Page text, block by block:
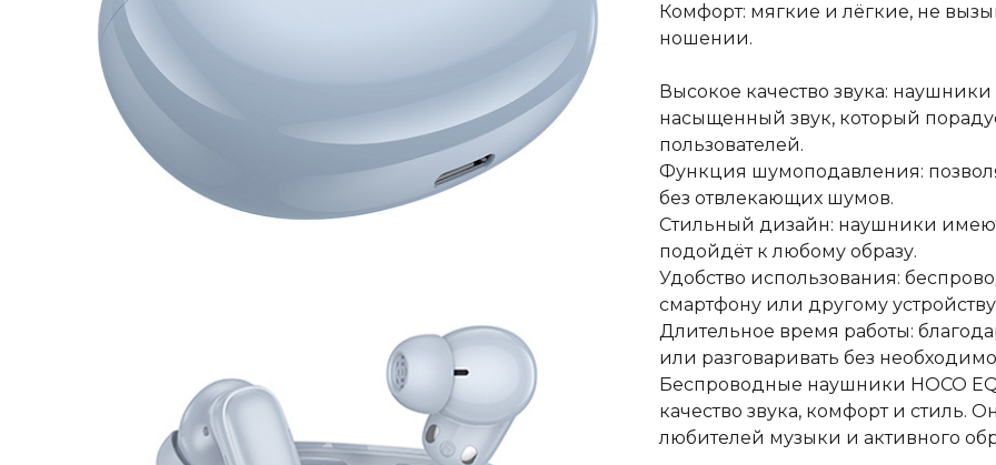
Комфорт: мягкие и лёгкие, не
ношении.
Высокое качество звука:
насыщенный звук, который
пользователей.
Функция шумоподавления:
без отвлекающих шумов.
Стильный дизайн: наушники
подойдёт к любому образу.
Удобство использования:
смартфону или другому
Длительное время работы:
или разговаривать без
Беспроводные наушники HOCO
качество звука, комфорт и стиль.
любителей музыки и активного